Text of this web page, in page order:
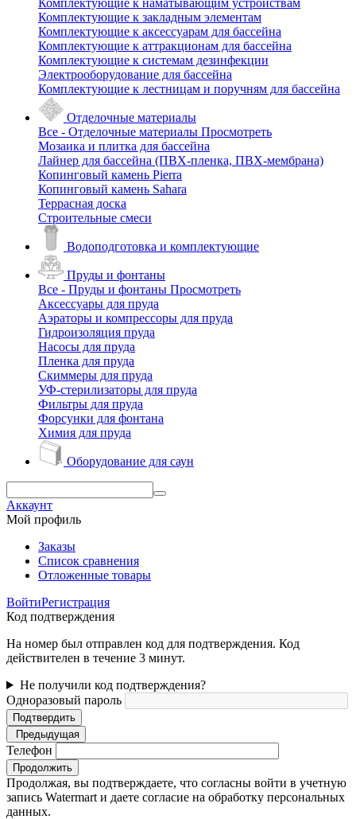
Комплектующие к наматывающим устройствам
Комплектующие к закладным элементам
Комплектующие к аксессуарам для бассейна
Комплектующие к аттракционам для бассейна
Комплектующие к системам дезинфекции
Электрооборудование для бассейна
Комплектующие к лестницам и поручням для бассейна
Отделочные материалы
Все - Отделочные материалы Просмотреть
Мозаика и плитка для бассейна
Лайнер для бассейна (ПВХ-пленка, ПВХ-мембрана)
Копинговый камень Pierra
Копинговый камень Sahara
Террасная доска
Строительные смеси
Водоподготовка и комплектующие
Пруды и фонтаны
Все - Пруды и фонтаны Просмотреть
Аксессуары для пруда
Аэраторы и компрессоры для пруда
Гидроизоляция пруда
Насосы для пруда
Пленка для пруда
Скиммеры для пруда
УФ-стерилизаторы для пруда
Фильтры для пруда
Форсунки для фонтана
Химия для пруда
Оборудование для саун
Аккаунт
Мой профиль
Заказы
Список сравнения
Отложенные товары
ВойтиРегистрация
Код подтверждения
На номер был отправлен код для подтверждения. Код
действителен в течение 3 минут.
Не получили код подтверждения?
Одноразовый пароль
Подтвердить
Предыдущая
Телефон
Продолжить
Продолжая, вы подтверждаете, что согласны войти в учетную
запись Watermart и даете согласие на обработку персональных
данных.